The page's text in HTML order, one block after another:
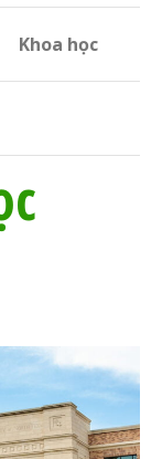
Khoa học